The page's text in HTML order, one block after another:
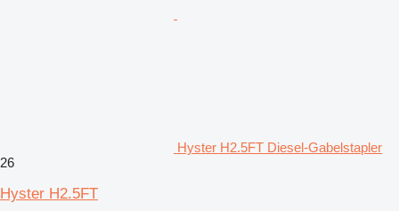
Hyster H2.5FT Diesel-Gabelstapler
26
Hyster H2.5FT